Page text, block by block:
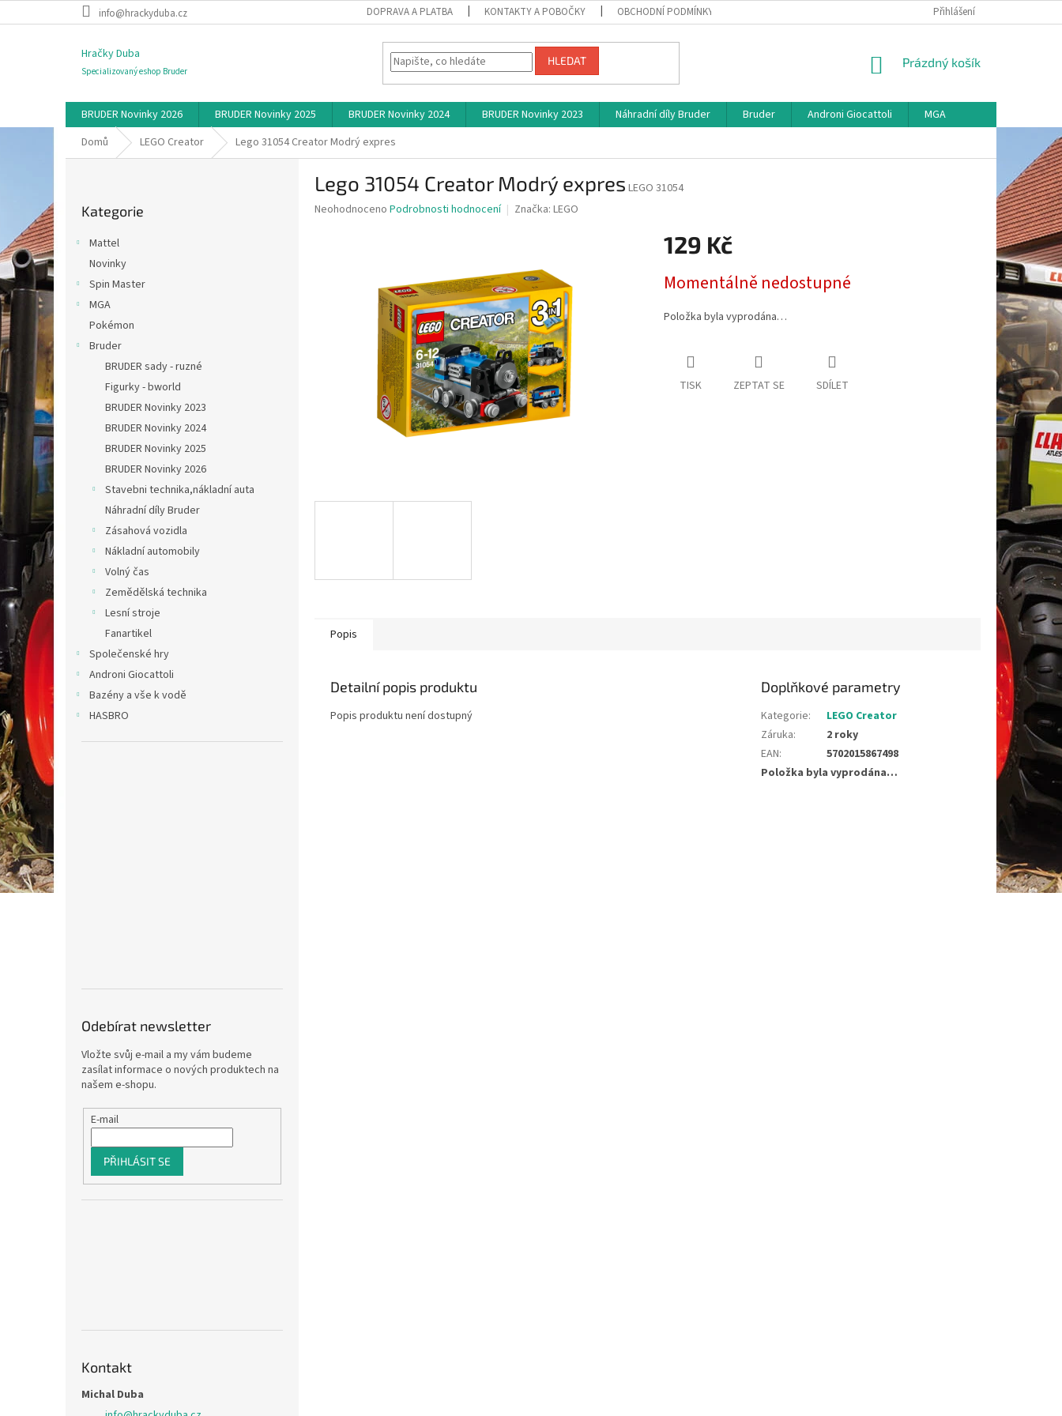
na
info@hrackyduba.cz DOPRAVA A PLATBA KONTAKTY A POBOČKY OBCHODNÍ PODMÍNKY MAPA SERVERU
Přihlášení
Hračky Duba
Specializovaný eshop Bruder
HLEDAT
NÁKUPNÍ
Prázdný košík
BRUDER Novinky 2026 BRUDER Novinky 2025 BRUDER Novinky 2024 BRUDER Novinky 2023 Náhradní díly Bruder Bruder Androni Giocattoli
MGA
Domů
LEGO Creator Lego 31054 Creator Modrý expres
kategorie
Kategorie
Mattel
Novinky
Spin Master
MGA
Pokémon
Bruder
BRUDER sady - ruzné
Figurky - bworld
BRUDER Novinky 2023
BRUDER Novinky 2024
BRUDER Novinky 2025
BRUDER Novinky 2026
Stavebni technika,nákladní auta
Náhradní díly Bruder
Zásahová vozidla
Nákladní automobily
Volný čas
Zemědělská technika
Lesní stroje
Fanartikel
Společenské hry
Androni Giocattoli
Bazény a vše k vodě
HASBRO
Odebírat newsletter
Vložte svůj e-mail a my vám budeme
zasílat informace o nových produktech na
našem e-shopu.
E-mail
PŘIHLÁSIT SE
Kontakt
Michal Duba
Lego 31054 Creator Modrý expres LEGO 31054
Průměrné
Neohodnoceno Podrobnosti hodnocení Značka: LEGO
129 Kč
cena:
Momentálně nedostupné
Položka byla vyprodána…
TISK ZEPTAT SE SDÍLET
Popis
Detailní popis produktu
Popis produktu není dostupný
Doplňkové parametry
Kategorie:
LEGO Creator
Záruka:
2 roky
EAN:
5702015867498
Položka byla vyprodána…